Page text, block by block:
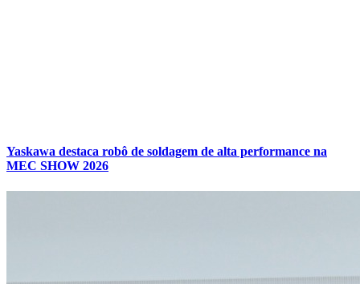
Yaskawa destaca robô de soldagem de alta performance na
MEC SHOW 2026